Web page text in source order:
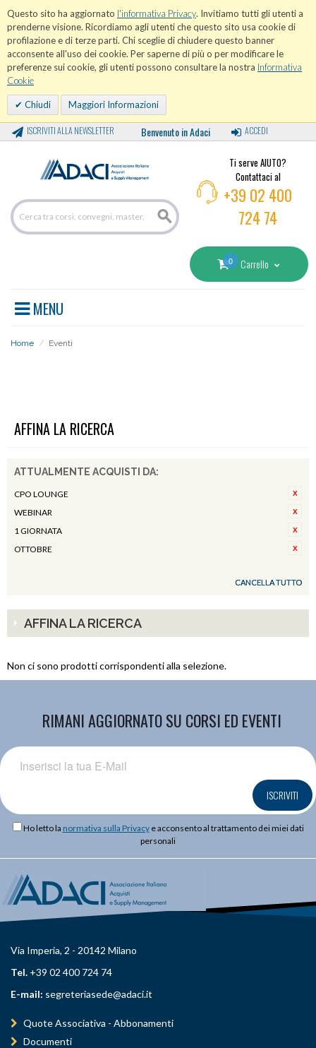
Questo sito ha aggiornato l'informativa Privacy. Invitiamo tutti gli utenti a
prenderne visione. Ricordiamo agli utenti che questo sito usa cookie di
profilazione e di terze parti. Chi sceglie di chiudere questo banner
acconsente all'uso dei cookie. Per saperne di più o per modificare le
preferenze sui cookie, gli utenti possono consultare la nostra Informativa
Cookie
Chiudi Maggiori Informazioni
ISCRIVITI ALLA NEWSLETTER Benvenuto in Adaci ACCEDI
Ti serve AIUTO?
Contattaci al
+39 02 400
724 74
0 Carrello
MENU
Home / Eventi
AFFINA LA RICERCA
ATTUALMENTE ACQUISTI DA:
CPO LOUNGE
WEBINAR
1 GIORNATA
OTTOBRE
CANCELLA TUTTO
AFFINA LA RICERCA
Non ci sono prodotti corrispondenti alla selezione.
RIMANI AGGIORNATO SU CORSI ED EVENTI
ISCRIVITI
Ho letto la normativa sulla Privacye acconsento al trattamento dei miei dati
personali
Via Imperia, 2 - 20142 Milano
Tel. +39 02 400 724 74
E-mail: segreteriasede@adaci.it
Quote Associativa - Abbonamenti
Documenti